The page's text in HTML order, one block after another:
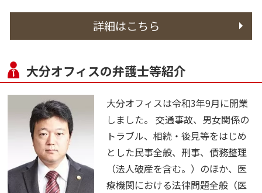
詳細はこちら
大分オフィスの弁護士等紹介
大分オフィスは令和3年9月に開業
しました。 交通事故、男女関係の
トラブル、相続・後見等をはじめ
とした民事全般、刑事、債務整理
（法人破産を含む。）のほか、医
療機関における法律問題全般（医